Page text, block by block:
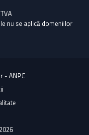
nu se aplică domeniilor
- ANPC